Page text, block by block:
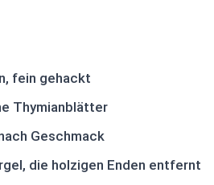
fein gehackt
Thymianblätter
Geschmack
die holzigen Enden entfernt